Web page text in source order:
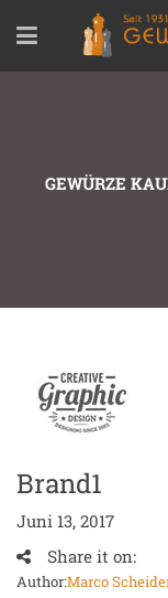
GEWÜRZE
Brand1
Juni 13, 2017
Share it on:
Author:Marco